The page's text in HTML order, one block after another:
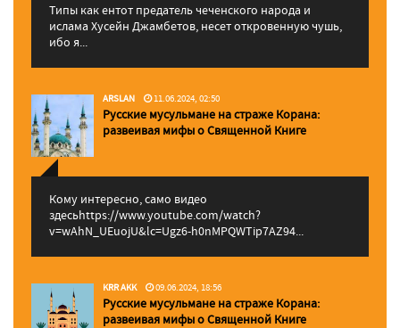
Типы как ентот предатель чеченского народа и
ислама Хусейн Джамбетов, несет откровенную чушь,
ибо я...
ARSLAN 11.06.2024, 02:50
Русские мусульмане на страже Корана:
pазвеивая мифы о Священной Книге
Кому интересно, само видео
здесьhttps://www.youtube.com/watch?
v=wAhN_UEuojU&lc=Ugz6-h0nMPQWTip7AZ94...
KRR AKK 09.06.2024, 18:56
Русские мусульмане на страже Корана:
pазвеивая мифы о Священной Книге